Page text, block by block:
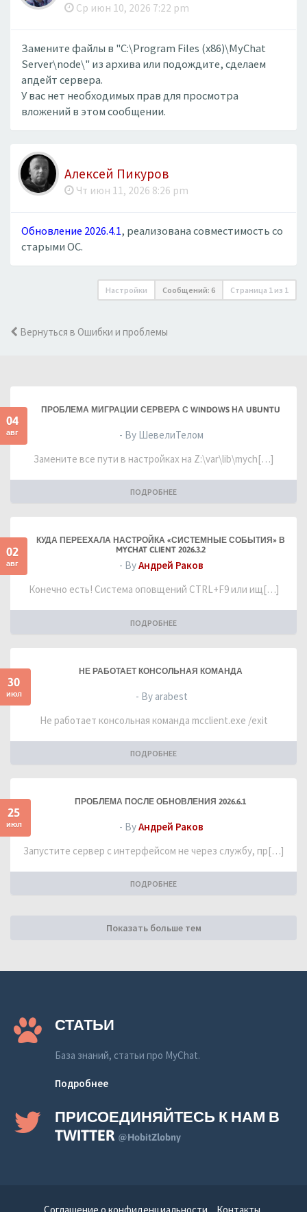
Ср июн 10, 2026 7:22 pm
Замените файлы в "C:\Program Files (x86)\MyChat
Server\node\" из архива или подождите, сделаем
апдейт сервера.
У вас нет необходимых прав для просмотра
вложений в этом сообщении.
Алексей Пикуров
Чт июн 11, 2026 8:26 pm
Обновление 2026.4.1, реализована совместимость со
старыми ОС.
Настройки Сообщений: 6 Страница 1 из 1
Вернуться в Ошибки и проблемы
04
авг
ПРОБЛЕМА МИГРАЦИИ СЕРВЕРА С WINDOWS НА UBUNTU
- By ШевелиТелом
Замените все пути в настройках на Z:\var\lib\mych[…]
ПОДРОБНЕЕ
02
авг
КУДА ПЕРЕЕХАЛА НАСТРОЙКА «СИСТЕМНЫЕ СОБЫТИЯ» В
MYCHAT CLIENT 2026.3.2
- ByАндрей Раков
Конечно есть! Система оповщений CTRL+F9 или ищ[…]
ПОДРОБНЕЕ
30
июл
НЕ РАБОТАЕТ КОНСОЛЬНАЯ КОМАНДА
- By arabest
Не работает консольная команда mcclient.exe /exit
ПОДРОБНЕЕ
25
июл
ПРОБЛЕМА ПОСЛЕ ОБНОВЛЕНИЯ 2026.6.1
- ByАндрей Раков
Запустите сервер с интерфейсом не через службу, пр[…]
ПОДРОБНЕЕ
Показать больше тем
СТАТЬИ
База знаний, статьи про MyChat.
Подробнее
ПРИСОЕДИНЯЙТЕСЬ К НАМ В
TWITTER @HobitZlobny